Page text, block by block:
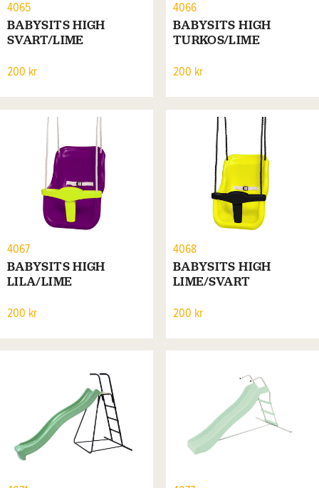
4065
BABYSITS HIGH
SVART/LIME
200 kr
4066
BABYSITS HIGH
TURKOS/LIME
200 kr
4067
BABYSITS HIGH
LILA/LIME
200 kr
4068
BABYSITS HIGH
LIME/SVART
200 kr